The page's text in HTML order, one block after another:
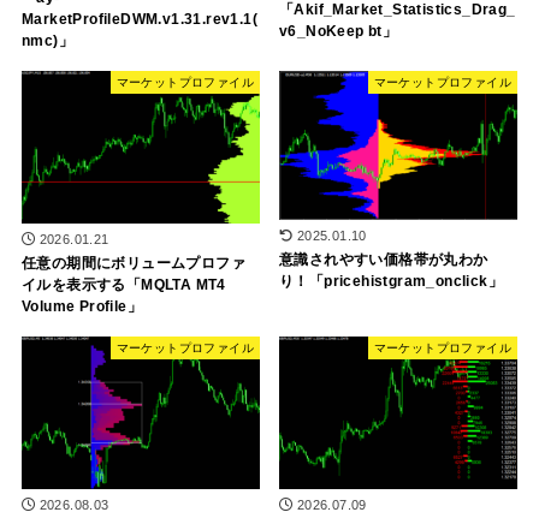
MarketProfileDWM.v1.31.rev1.1(
nmc)」
「Akif_Market_Statistics_Drag_
v6_NoKeep bt」
マーケットプロファイル
2026.01.21
任意の期間にボリュームプロファ
イルを表示する「MQLTA MT4
Volume Profile」
マーケットプロファイル
2025.01.10
意識されやすい価格帯が丸わか
り！「pricehistgram_onclick」
マーケットプロファイル
2026.08.03
マーケットプロファイル
2026.07.09